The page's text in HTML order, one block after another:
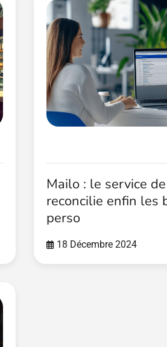
Mailo : le service
reconcilie enfin les
perso
18 Décembre 2024